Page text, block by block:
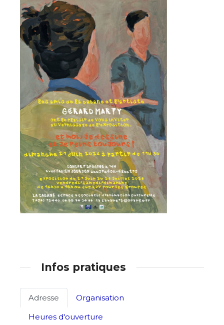
Nom
Prénom
Statut / Organisation
J'accepte lestermes et conditions
* Champ obligatoire
Adresse email*
Prénom
Statut / Organisation
J'accepte lestermes et conditions
Infos pratiques
Adresse
Organisation
Heures d'ouverture